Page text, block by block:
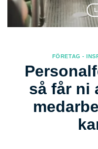
FÖRETAG -
så får ni